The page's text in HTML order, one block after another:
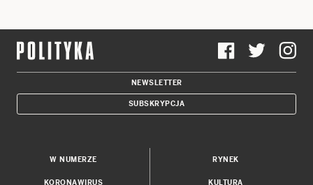
NEWSLETTER
SUBSKRYPCJA
W NUMERZE
KORONAWIRUS
RYNEK
KULTURA